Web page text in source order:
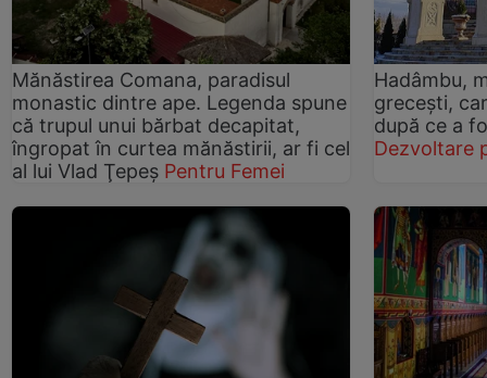
Mănăstirea Comana, paradisul
monastic dintre ape. Legenda spune
că trupul unui bărbat decapitat,
îngropat în curtea mănăstirii, ar fi cel
al lui Vlad Ţepeş Pentru Femei
Hadâmbu,
greceşti,
după ce a
Dezvoltare